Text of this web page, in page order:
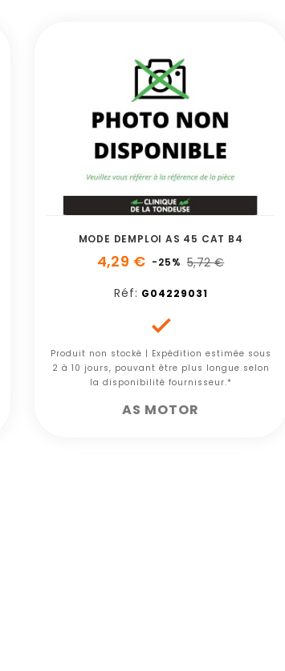
MODE DEMPLOI AS 45 CAT B4
4,29 € -25% 5,72 €
Réf: G04229031

Produit non stocké | Expédition estimée sous
2 à 10 jours, pouvant être plus longue selon
la disponibilité fournisseur.*
AS MOTOR